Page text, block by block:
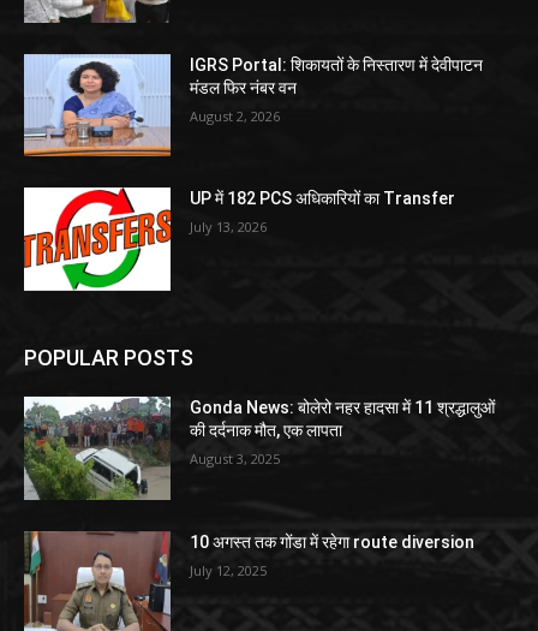
IGRS Portal: शिकायतों के निस्तारण में देवीपाटन
मंडल फिर नंबर वन
August 2, 2026
UP में 182 PCS अधिकारियों का Transfer
July 13, 2026
POPULAR POSTS
Gonda News: बोलेरो नहर हादसा में 11 श्रद्धालुओं
की दर्दनाक मौत, एक लापता
August 3, 2025
10 अगस्त तक गोंडा में रहेगा route diversion
July 12, 2025